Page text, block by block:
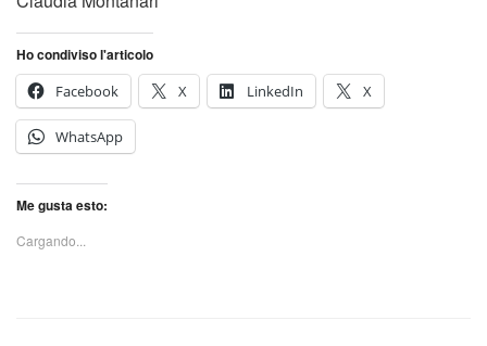
Ho condiviso l'articolo
Facebook
X LinkedIn X
WhatsApp
Me gusta esto:
Cargando...